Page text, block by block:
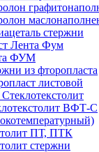
стержни
Лента Фум
ФУМ
из фторопласта
листовой
ВФТ-С
ПТ, ПТК
стержни